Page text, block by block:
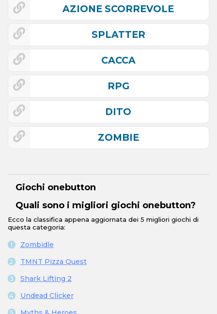
AZIONE SCORREVOLE
SPLATTER
CACCA
RPG
DITO
ZOMBIE
Giochi onebutton
Quali sono i migliori giochi onebutton?
Ecco la classifica appena aggiornata dei 5 migliori giochi di
questa categoria:
Zombidle
TMNT Pizza Quest
Shark Lifting 2
Undead Clicker